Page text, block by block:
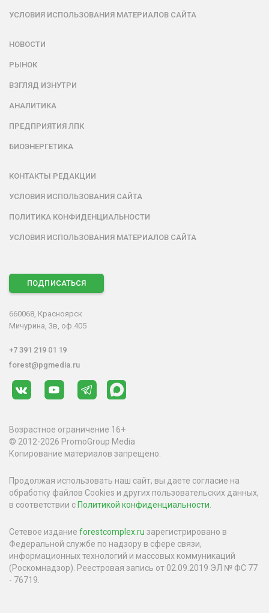
УСЛОВИЯ ИСПОЛЬЗОВАНИЯ МАТЕРИАЛОВ САЙТА
НОВОСТИ
РЫНОК
ВЗГЛЯД ИЗНУТРИ
АНАЛИТИКА
ПРЕДПРИЯТИЯ ЛПК
БИОЭНЕРГЕТИКА
КОНТАКТЫ РЕДАКЦИИ
УСЛОВИЯ ИСПОЛЬЗОВАНИЯ САЙТА
ПОЛИТИКА КОНФИДЕНЦИАЛЬНОСТИ
УСЛОВИЯ ИСПОЛЬЗОВАНИЯ МАТЕРИАЛОВ САЙТА
ПОДПИСАТЬСЯ
660068, Красноярск
Мичурина, 3в, оф.405
+7 391 219 01 19
forest@pgmedia.ru
Возрастное ограничение 16+
© 2012-2026 PromoGroup Media
Копирование материалов запрещено.
Продолжая использовать наш сайт, вы даете согласие на
обработку файлов Cookies и других пользовательских данных,
в соответствии с Политикой конфиденциальности
Сетевое издание forestcomplex.ru зарегистрировано в
Федеральной службе по надзору в сфере связи,
информационных технологий и массовых коммуникаций
(Роскомнадзор). Реестровая запись от 02.09.2019 ЭЛ № ФС 77
- 76719.